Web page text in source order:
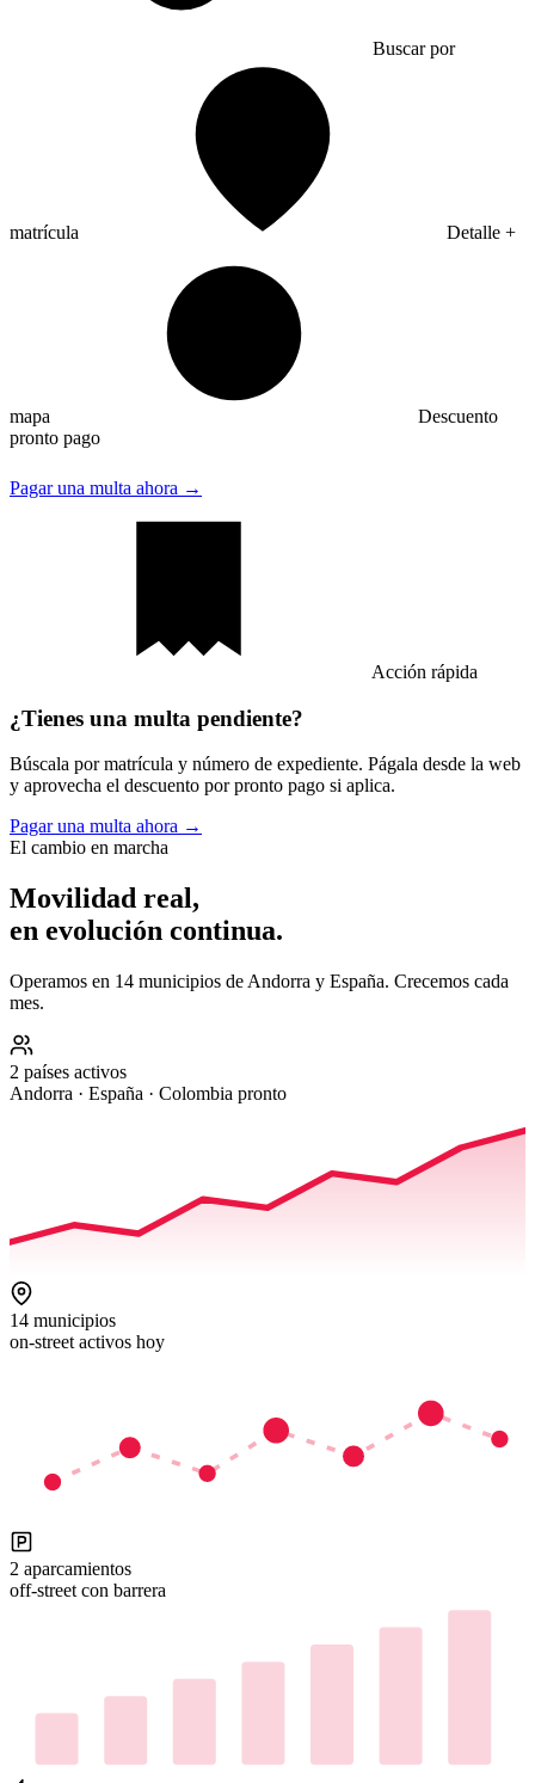
Buscar por
matrícula Detalle +
mapa
Descuento
pronto pago
Pagar una multa ahora →
Acción rápida
¿Tienes una multa pendiente?
Búscala por matrícula y número de expediente. Págala desde la web
y aprovecha el descuento por pronto pago si aplica.
Pagar una multa ahora →
El cambio en marcha
Movilidad real,
en evolución continua.
Operamos en 14 municipios de Andorra y España. Crecemos cada
mes.
2 países activos
Andorra · España · Colombia pronto
14 municipios
on-street activos hoy
2 aparcamientos
off-street con barrera